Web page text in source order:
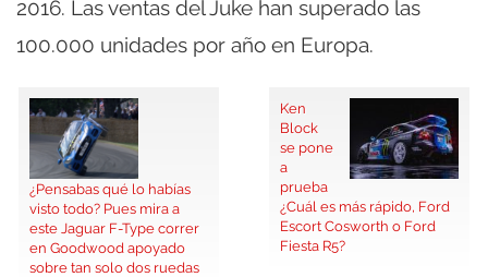
2016. Las ventas del Juke han superado las
100.000 unidades por año en Europa.
¿Pensabas qué lo habías
visto todo? Pues mira a
este Jaguar F-Type correr
en Goodwood apoyado
sobre tan solo dos ruedas
Ken
Block
se pone
a
prueba
¿Cuál es más rápido, Ford
Escort Cosworth o Ford
Fiesta R5?